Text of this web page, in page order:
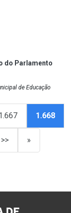
do Parlamento
de Educação
1.668
>> »